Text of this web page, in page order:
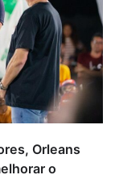
Orleans
o